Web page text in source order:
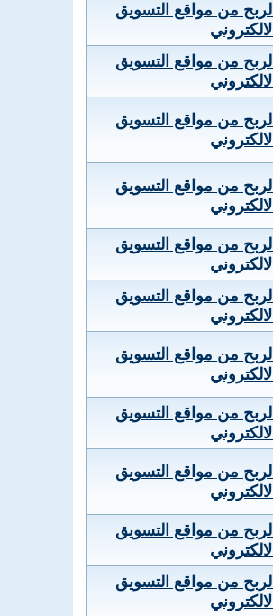
الربح من مواقع التسويق
الالكتروني
الربح من مواقع التسويق
الالكتروني
الربح من مواقع التسويق
الالكتروني
الربح من مواقع التسويق
الالكتروني
الربح من مواقع التسويق
الالكتروني
الربح من مواقع التسويق
الالكتروني
الربح من مواقع التسويق
الالكتروني
الربح من مواقع التسويق
الالكتروني
الربح من مواقع التسويق
الالكتروني
الربح من مواقع التسويق
الالكتروني
الربح من مواقع التسويق
الالكتروني